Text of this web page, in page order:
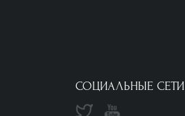
СОЦИАЛЬНЫЕ СЕТИ